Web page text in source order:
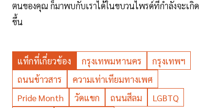
ตนของคุณ ก็มาพบกับเราได้ในขบวนไพรด์ที่กำลังจะเกิด
ขึ้น
แท็กที่เกี่ยวข้อง กรุงเทพมหานคร
กรุงเทพฯ
ถนนข้าวสาร
ความเท่าเทียมทางเพศ
Pride Month
วัดแขก ถนนสีลม LGBTQ